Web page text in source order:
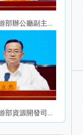
部辦公廳副主...
部資源開發司...